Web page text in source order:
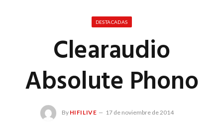
DESTACADAS
Clearaudio
Absolute Phono
By HIFILIVE 17 de noviembre de 2014